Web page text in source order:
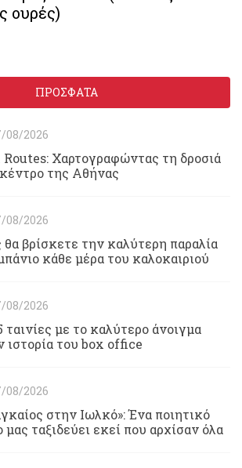
ουρές)
ΠΡΟΣΦΑΤΑ
08/2026
Routes: Χαρτογραφώντας τη δροσιά
της Αθήνας
08/2026
βρίσκετε την καλύτερη παραλία
κάθε μέρα του καλοκαιριού
08/2026
ταινίες με το καλύτερο άνοιγμα
ιστορία του box office
08/2026
στην Ιωλκό»: Ένα ποιητικό
μας ταξιδεύει εκεί που αρχίσαν όλα